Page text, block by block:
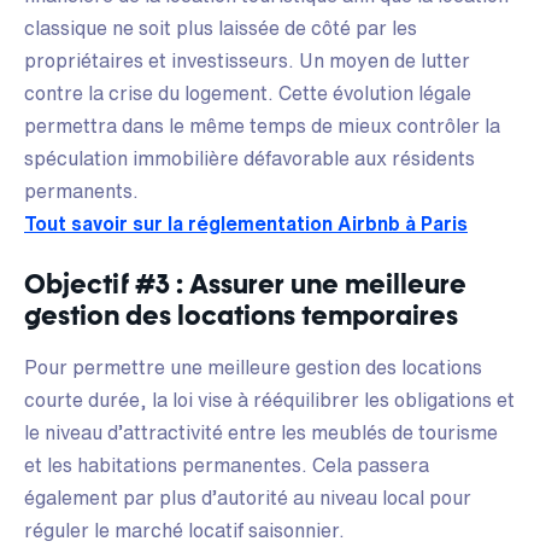
classique ne soit plus laissée de côté par les
propriétaires et investisseurs. Un moyen de lutter
contre la crise du logement. Cette évolution légale
permettra dans le même temps de mieux contrôler la
spéculation immobilière défavorable aux résidents
permanents.
Tout savoir sur la réglementation Airbnb à Paris
Objectif #3 : Assurer une meilleure
gestion des locations temporaires
Pour permettre une meilleure gestion des locations
courte durée, la loi vise à rééquilibrer les obligations et
le niveau d’attractivité entre les meublés de tourisme
et les habitations permanentes. Cela passera
également par plus d’autorité au niveau local pour
réguler le marché locatif saisonnier.